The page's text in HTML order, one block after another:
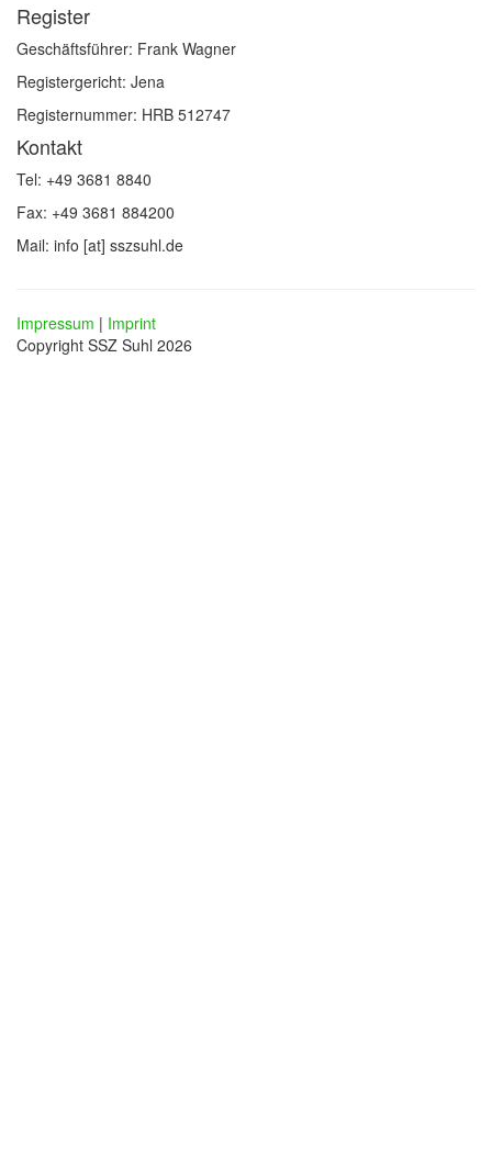
Register
Geschäftsführer: Frank Wagner
Registergericht: Jena
Registernummer: HRB 512747
Kontakt
Tel: +49 3681 8840
Fax: +49 3681 884200
Mail: info [at] sszsuhl.de
Impressum | Imprint
Copyright SSZ Suhl 2026